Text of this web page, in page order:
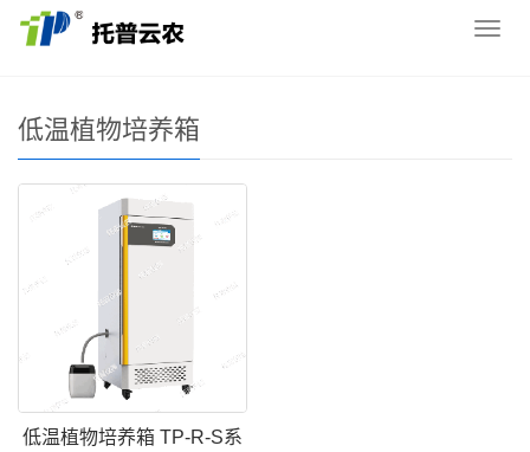
导
您的位置：网站首页
低温植物培
养箱
低温植物培养箱
低温植物培养箱 TP-R-S系